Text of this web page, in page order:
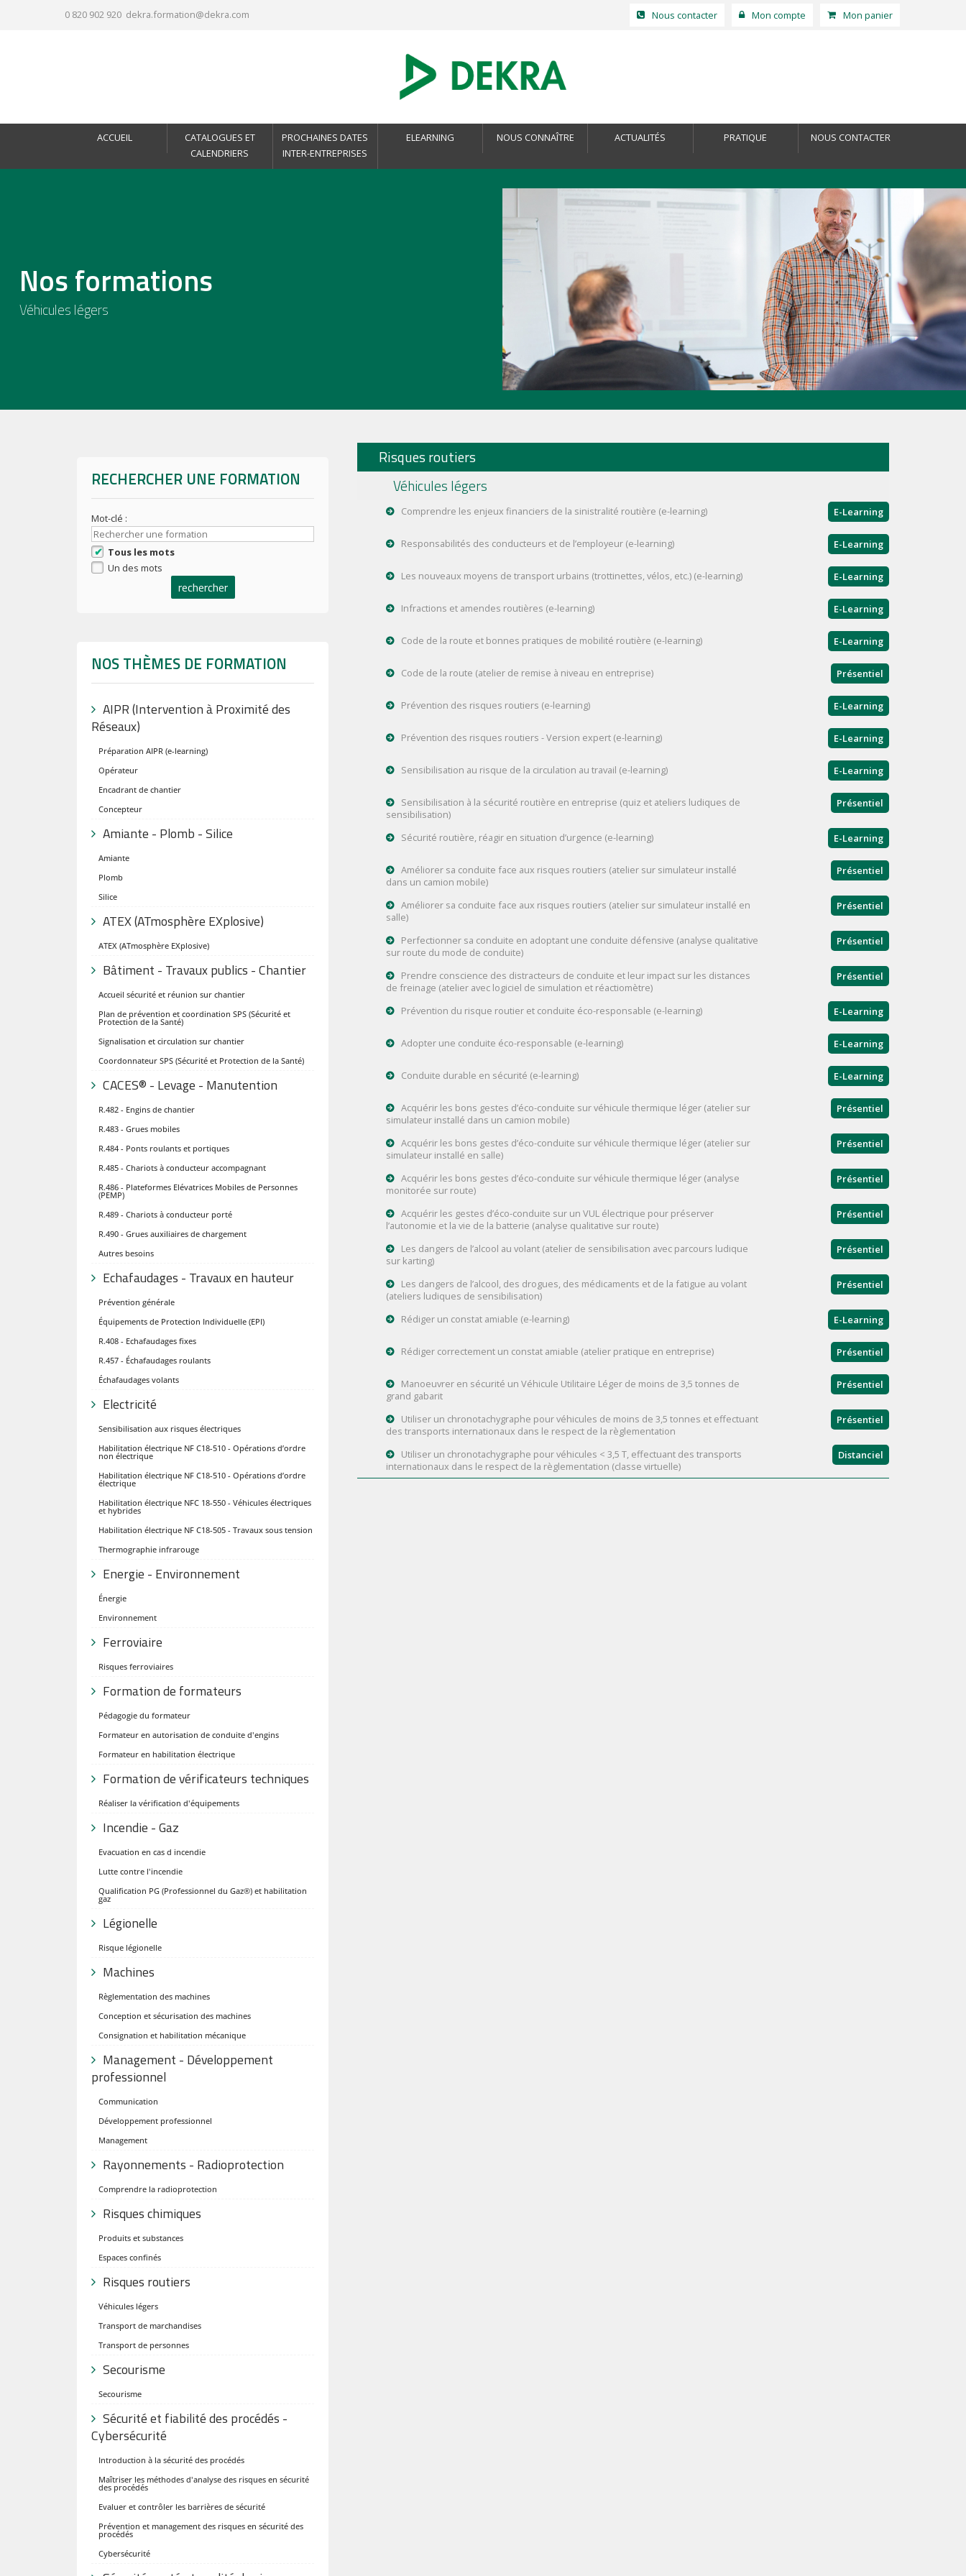
0 820 902 920 dekra.formation@dekra.com Nous contacter Mon compte Mon panier
ACCUEIL
CATALOGUES ET
CALENDRIERS
PROCHAINES DATES
INTER-ENTREPRISES
ELEARNING NOUS CONNAÎTRE ACTUALITÉS PRATIQUE NOUS CONTACTER
Nos formations
Véhicules légers
RECHERCHER UNE FORMATION
Mot-clé :
Tous les mots
Un des mots
rechercher
NOS THÈMES DE FORMATION
AIPR (Intervention à Proximité des
Réseaux)
Préparation AIPR (e-learning)
Opérateur
Encadrant de chantier
Concepteur
Amiante - Plomb - Silice
Amiante
Plomb
Silice
ATEX (ATmosphère EXplosive)
ATEX (ATmosphère EXplosive)
Bâtiment - Travaux publics - Chantier
Accueil sécurité et réunion sur chantier
Plan de prévention et coordination SPS (Sécurité et
Protection de la Santé)
Signalisation et circulation sur chantier
Coordonnateur SPS (Sécurité et Protection de la Santé)
CACES® - Levage - Manutention
R.482 - Engins de chantier
R.483 - Grues mobiles
R.484 - Ponts roulants et portiques
R.485 - Chariots à conducteur accompagnant
R.486 - Plateformes Elévatrices Mobiles de Personnes
(PEMP)
R.489 - Chariots à conducteur porté
R.490 - Grues auxiliaires de chargement
Autres besoins
Echafaudages - Travaux en hauteur
Prévention générale
Équipements de Protection Individuelle (EPI)
R.408 - Echafaudages fixes
R.457 - Échafaudages roulants
Échafaudages volants
Electricité
Sensibilisation aux risques électriques
Habilitation électrique NF C18-510 - Opérations d’ordre
non électrique
Habilitation électrique NF C18-510 - Opérations d’ordre
électrique
Habilitation électrique NFC 18-550 - Véhicules électriques
et hybrides
Habilitation électrique NF C18-505 - Travaux sous tension
Thermographie infrarouge
Energie - Environnement
Énergie
Environnement
Ferroviaire
Risques ferroviaires
Formation de formateurs
Pédagogie du formateur
Formateur en autorisation de conduite d'engins
Formateur en habilitation électrique
Formation de vérificateurs techniques
Réaliser la vérification d'équipements
Incendie - Gaz
Evacuation en cas d incendie
Lutte contre l'incendie
Qualification PG (Professionnel du Gaz®) et habilitation
gaz
Légionelle
Risque légionelle
Machines
Règlementation des machines
Conception et sécurisation des machines
Consignation et habilitation mécanique
Management - Développement
professionnel
Communication
Développement professionnel
Management
Rayonnements - Radioprotection
Comprendre la radioprotection
Risques chimiques
Produits et substances
Espaces confinés
Risques routiers
Véhicules légers
Transport de marchandises
Transport de personnes
Secourisme
Secourisme
Sécurité et fiabilité des procédés -
Cybersécurité
Introduction à la sécurité des procédés
Maîtriser les méthodes d'analyse des risques en sécurité
des procédés
Evaluer et contrôler les barrières de sécurité
Prévention et management des risques en sécurité des
procédés
Cybersécurité
Risques routiers
Véhicules légers
Comprendre les enjeux financiers de la sinistralité routière (e-learning) E-Learning
Responsabilités des conducteurs et de l’employeur (e-learning) E-Learning
Les nouveaux moyens de transport urbains (trottinettes, vélos, etc.) (e-learning) E-Learning
Infractions et amendes routières (e-learning) E-Learning
Code de la route et bonnes pratiques de mobilité routière (e-learning) E-Learning
Code de la route (atelier de remise à niveau en entreprise) Présentiel
Prévention des risques routiers (e-learning) E-Learning
Prévention des risques routiers - Version expert (e-learning) E-Learning
Sensibilisation au risque de la circulation au travail (e-learning) E-Learning
Sensibilisation à la sécurité routière en entreprise (quiz et ateliers ludiques de
sensibilisation)
Présentiel
Sécurité routière, réagir en situation d’urgence (e-learning) E-Learning
Améliorer sa conduite face aux risques routiers (atelier sur simulateur installé
dans un camion mobile)
Présentiel
Améliorer sa conduite face aux risques routiers (atelier sur simulateur installé en
salle)
Présentiel
Perfectionner sa conduite en adoptant une conduite défensive (analyse qualitative
sur route du mode de conduite)
Présentiel
Prendre conscience des distracteurs de conduite et leur impact sur les distances
de freinage (atelier avec logiciel de simulation et réactiomètre)
Présentiel
Prévention du risque routier et conduite éco-responsable (e-learning) E-Learning
Adopter une conduite éco-responsable (e-learning) E-Learning
Conduite durable en sécurité (e-learning) E-Learning
Acquérir les bons gestes d’éco-conduite sur véhicule thermique léger (atelier sur
simulateur installé dans un camion mobile)
Présentiel
Acquérir les bons gestes d’éco-conduite sur véhicule thermique léger (atelier sur
simulateur installé en salle)
Présentiel
Acquérir les bons gestes d’éco-conduite sur véhicule thermique léger (analyse
monitorée sur route)
Présentiel
Acquérir les gestes d’éco-conduite sur un VUL électrique pour préserver
l’autonomie et la vie de la batterie (analyse qualitative sur route)
Présentiel
Les dangers de l’alcool au volant (atelier de sensibilisation avec parcours ludique
sur karting)
Présentiel
Les dangers de l’alcool, des drogues, des médicaments et de la fatigue au volant
(ateliers ludiques de sensibilisation)
Présentiel
Rédiger un constat amiable (e-learning) E-Learning
Rédiger correctement un constat amiable (atelier pratique en entreprise) Présentiel
Manoeuvrer en sécurité un Véhicule Utilitaire Léger de moins de 3,5 tonnes de
grand gabarit
Présentiel
Utiliser un chronotachygraphe pour véhicules de moins de 3,5 tonnes et effectuant
des transports internationaux dans le respect de la règlementation
Présentiel
Utiliser un chronotachygraphe pour véhicules < 3,5 T, effectuant des transports
internationaux dans le respect de la règlementation (classe virtuelle)
Distanciel